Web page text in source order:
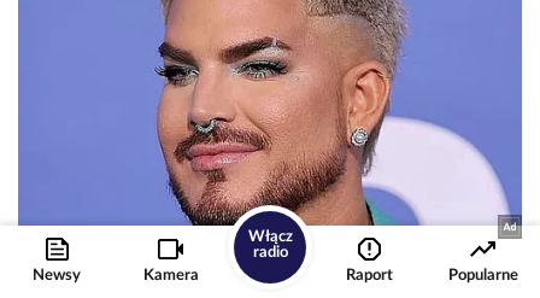
Newsy Kamera
Włącz
radio
Raport
Popularne